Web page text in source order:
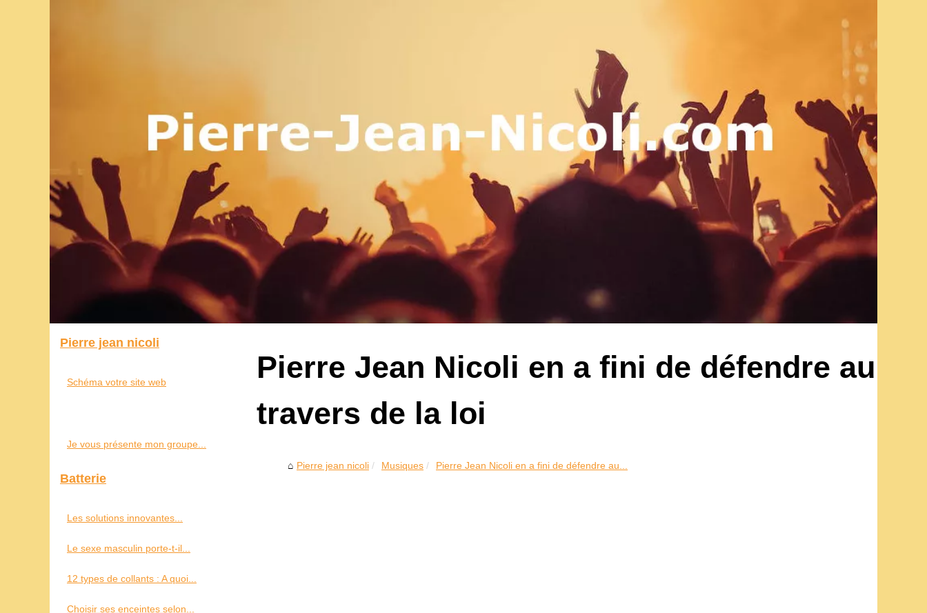
Pierre Jean Nicoli en a fini de défendre au
travers de la loi
Pierre jean nicoli Musiques Pierre Jean Nicoli en a fini de défendre au...
Pierre jean nicoli
Schéma votre site web
Je vous présente mon groupe...
Batterie
Les solutions innovantes...
Le sexe masculin porte-t-il...
12 types de collants : A quoi...
Choisir ses enceintes selon...